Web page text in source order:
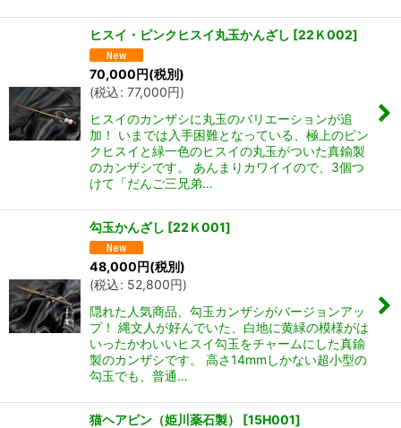
ヒスイ・ピンクヒスイ丸玉かんざし [22Ｋ002]
70,000円(税別)
(税込: 77,000円)
ヒスイのカンザシに丸玉のバリエーションが追
加！ いまでは入手困難となっている、極上のピン
クヒスイと緑一色のヒスイの丸玉がついた真鍮製
のカンザシです。 あんまりカワイイので、3個つ
けて「だんご三兄弟…
勾玉かんざし [22Ｋ001]
48,000円(税別)
(税込: 52,800円)
隠れた人気商品、勾玉カンザシがバージョンアッ
プ！ 縄文人が好んでいた、白地に黄緑の模様がは
いったかわいいヒスイ勾玉をチャームにした真鍮
製のカンザシです。 高さ14mmしかない超小型の
勾玉でも、普通…
猫ヘアピン（姫川薬石製） [15H001]